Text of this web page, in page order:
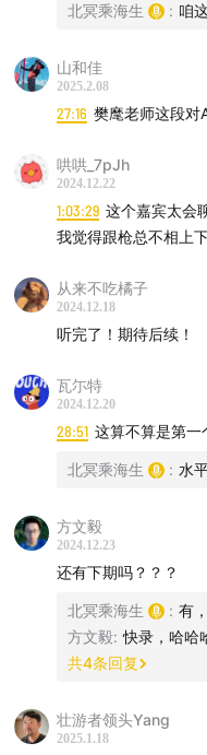
北冥乘海生 : 咱
山和佳
2025.2.08
27:16 樊麾老师这段对
哄哄_7pJh
2024.12.22
1:03:29 这个嘉宾太会
我觉得跟枪总不相上
从来不吃橘子
2024.12.18
听完了！期待后续！
瓦尓特
2024.12.20
28:51 这算不算是第一
北冥乘海生 : 水
方文毅
2024.12.23
还有下期吗？？？
北冥乘海生 : 有
方文毅: 快录，哈哈
共4条回复
壮游者领头Yang
2025.1.18